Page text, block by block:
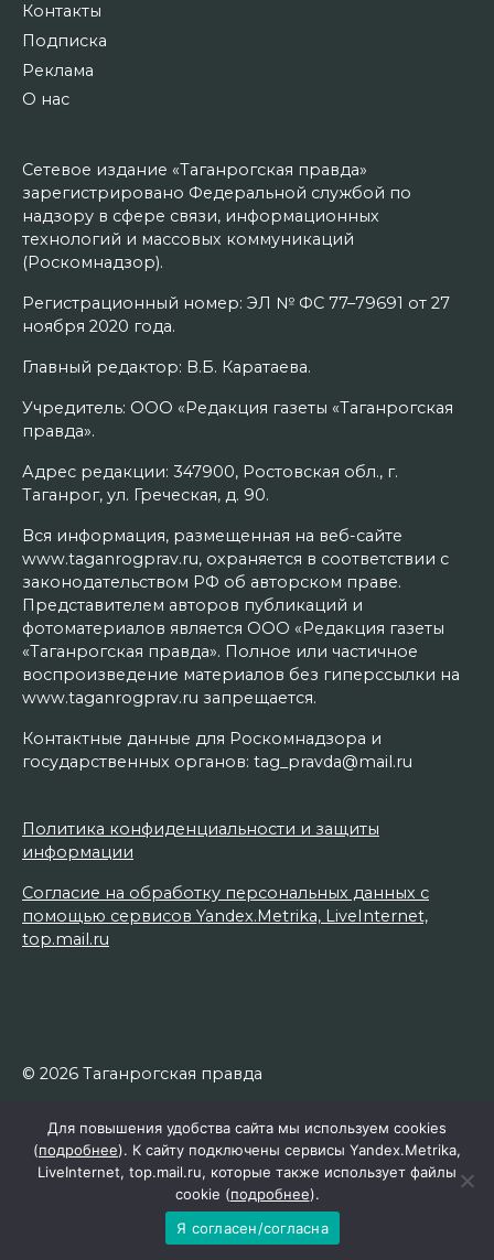
Контакты
Подписка
Реклама
О нас
Сетевое издание «Таганрогская правда»
зарегистрировано Федеральной службой по
надзору в сфере связи, информационных
технологий и массовых коммуникаций
(Роскомнадзор).
Регистрационный номер: ЭЛ № ФС 77–79691 от 27
ноября 2020 года.
Главный редактор: В.Б. Каратаева.
Учредитель: ООО «Редакция газеты «Таганрогская
правда».
Адрес редакции: 347900, Ростовская обл., г.
Таганрог, ул. Греческая, д. 90.
Вся информация, размещенная на веб-сайте
www.taganrogprav.ru, охраняется в соответствии с
законодательством РФ об авторском праве.
Представителем авторов публикаций и
фотоматериалов является ООО «Редакция газеты
«Таганрогская правда». Полное или частичное
воспроизведение материалов без гиперссылки на
www.taganrogprav.ru запрещается.
Контактные данные для Роскомнадзора и
государственных органов: tag_pravda@mail.ru
Политика конфиденциальности и защиты
информации
Согласие на обработку персональных данных с
помощью сервисов Yandex.Metrika, LiveInternet,
top.mail.ru
© 2026 Таганрогская правда
Для повышения удобства сайта мы используем cookies
(подробнее). К сайту подключены сервисы Yandex.Metrika,
LiveInternet, top.mail.ru, которые также использует файлы
cookie (подробнее).
Я согласен/согласна